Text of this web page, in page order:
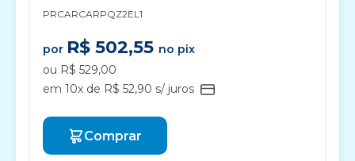
PRCARCARPQZ2EL1
por R$ 502,55 no pix
ou R$ 529,00
em 10x de R$ 52,90 s/ juros
Comprar